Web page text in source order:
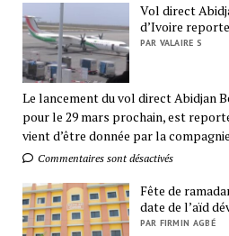
Vol direct
d’Ivoire
PAR VALAIRE S
Le lancement du vol direct Abidjan
pour le 29 mars prochain, est
vient d’être donnée par la
Commentaires sont désactivés
Fête de
date de l’aïd
PAR FIRMIN AGBÉ